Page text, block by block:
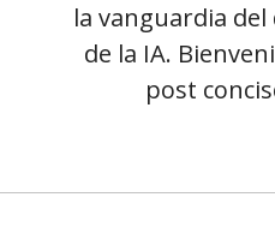
la vanguardia
de la IA.
post